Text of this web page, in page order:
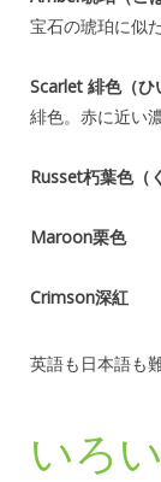
宝石の琥珀に似
Scarlet 緋色（ひ
緋色。赤に近い
Russet朽葉色（
Maroon栗色
Crimson深紅
英語も日本語も
いろ